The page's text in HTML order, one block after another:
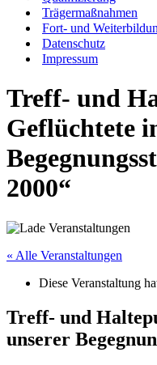
Trägermaßnahmen
Fort- und
Datenschutz
Impressum
Treff- und
Geflüchtete
2000“
« Alle Veranstaltungen
Diese Veranstaltung
Treff- und
unserer